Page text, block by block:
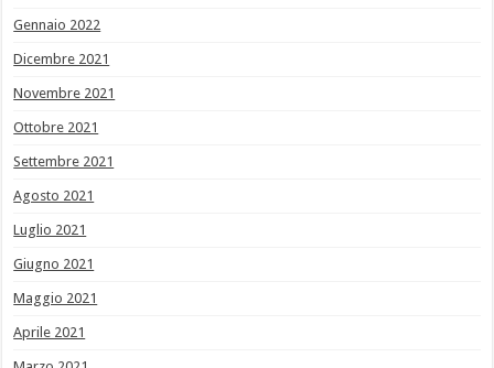
Gennaio 2022
Dicembre 2021
Novembre 2021
Ottobre 2021
Settembre 2021
Agosto 2021
Luglio 2021
Giugno 2021
Maggio 2021
Aprile 2021